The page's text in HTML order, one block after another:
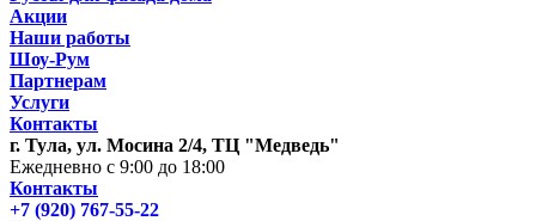
Акции
Наши работы
Шоу-Рум
Партнерам
Услуги
Контакты
г. Тула, ул. Мосина 2/4, ТЦ "Медведь"
Ежедневно с 9:00 до 18:00
Контакты
+7 (920) 767-55-22